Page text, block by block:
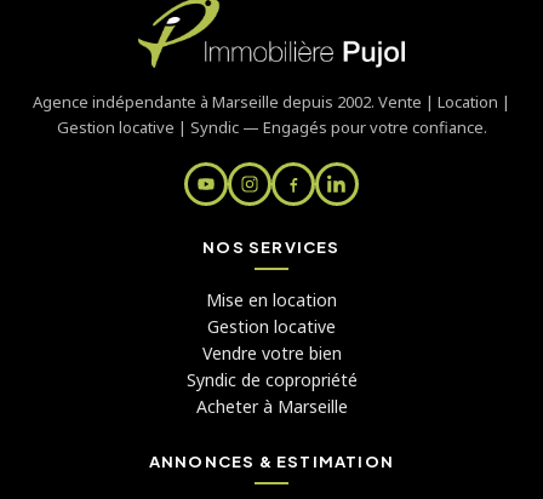
Agence indépendante à Marseille depuis 2002. Vente | Location |
Gestion locative | Syndic — Engagés pour votre confiance.
NOS SERVICES
Mise en location
Gestion locative
Vendre votre bien
Syndic de copropriété
Acheter à Marseille
ANNONCES & ESTIMATION